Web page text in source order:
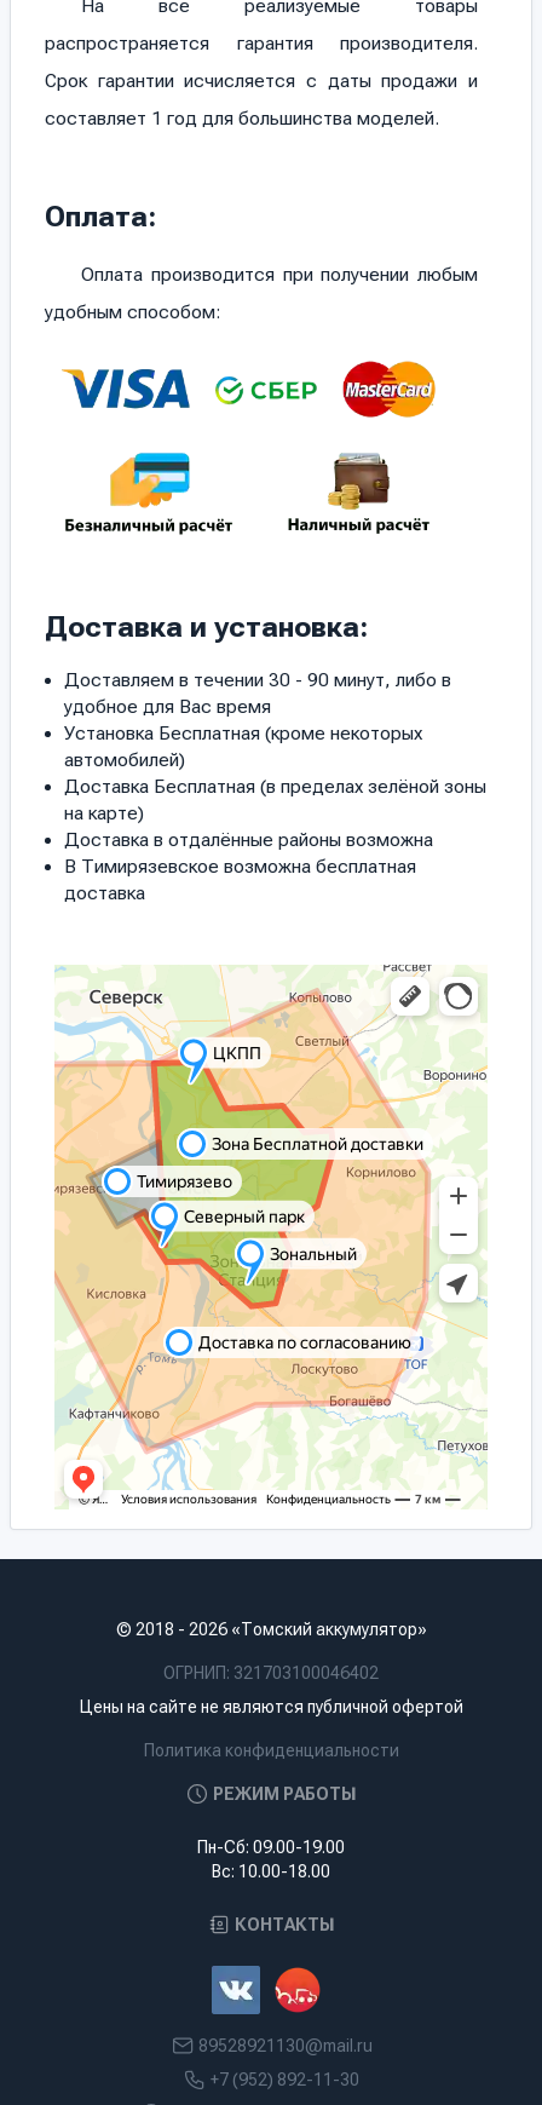
На все реализуемые товары
распространяется гарантия производителя.
Срок гарантии исчисляется с даты продажи и
составляет 1 год для большинства моделей.
Оплата:
Оплата производится при получении любым
удобным способом:
Доставка и установка:
Доставляем в течении 30 - 90 минут, либо в
удобное для Вас время
Установка Бесплатная (кроме некоторых
автомобилей)
Доставка Бесплатная (в пределах зелёной зоны
на карте)
Доставка в отдалённые районы возможна
В Тимирязевское возможна бесплатная
доставка
© 2018 - 2026 «Томский аккумулятор»
ОГРНИП: 321703100046402
Цены на сайте не являются публичной офертой
Политика конфиденциальности
РЕЖИМ РАБОТЫ
Пн-Сб: 09.00-19.00
Вс: 10.00-18.00
КОНТАКТЫ
89528921130@mail.ru
+7 (952) 892-11-30